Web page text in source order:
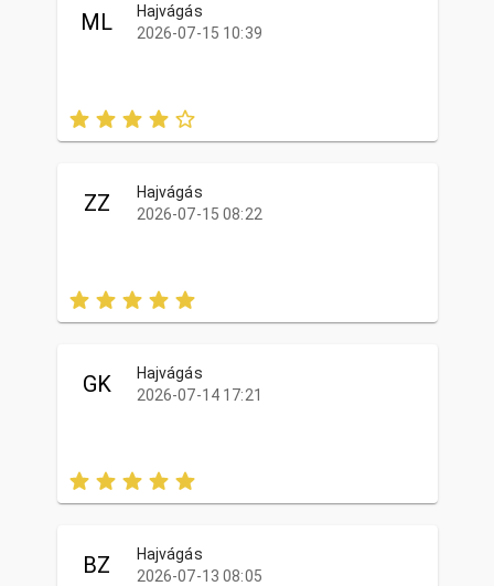
ML
Hajvágás
2026-07-15 10:39
ZZ
Hajvágás
2026-07-15 08:22
GK
Hajvágás
2026-07-14 17:21
BZ
Hajvágás
2026-07-13 08:05